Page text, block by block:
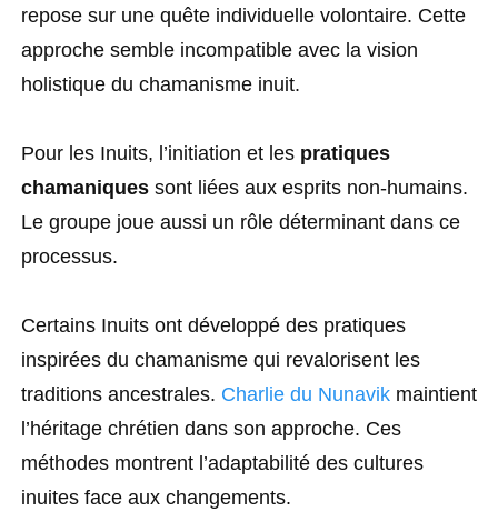
repose sur une quête individuelle volontaire. Cette
approche semble incompatible avec la vision
holistique du chamanisme inuit.
Pour les Inuits, l’initiation et les pratiques
chamaniques sont liées aux esprits non-humains.
Le groupe joue aussi un rôle déterminant dans ce
processus.
Certains Inuits ont développé des pratiques
inspirées du chamanisme qui revalorisent les
traditions ancestrales. Charlie du Nunavik maintient
l’héritage chrétien dans son approche. Ces
méthodes montrent l’adaptabilité des cultures
inuites face aux changements.